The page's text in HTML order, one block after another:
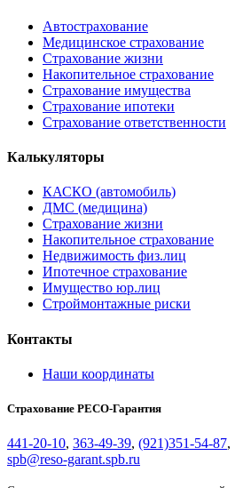
Автострахование
Медицинское страхование
Страхование жизни
Накопительное страхование
Страхование имущества
Страхование ипотеки
Страхование ответственности
Калькуляторы
КАСКО (автомобиль)
ДМС (медицина)
Страхование жизни
Накопительное страхование
Недвижимость физ.лиц
Ипотечное страхование
Имущество юр.лиц
Строймонтажные риски
Контакты
Наши координаты
Страхование РЕСО-Гарантия
441-20-10, 363-49-39, (921)351-54-87,
spb@reso-garant.spb.ru